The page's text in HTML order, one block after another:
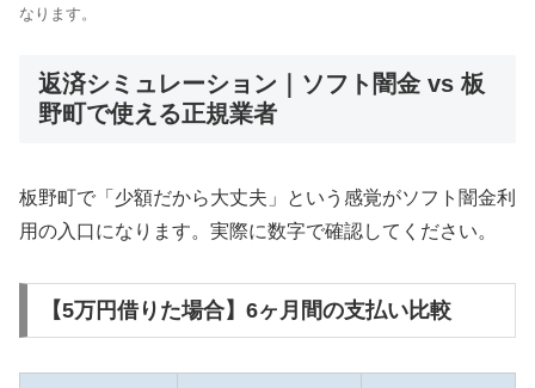
なります。
返済シミュレーション｜ソフト闇金 vs 板
野町で使える正規業者
板野町で「少額だから大丈夫」という感覚がソフト闇金利
用の入口になります。実際に数字で確認してください。
【5万円借りた場合】6ヶ月間の支払い比較